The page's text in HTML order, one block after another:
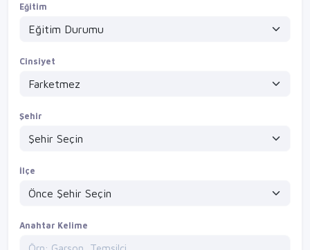
Eğitim
Cinsiyet
Şehir
İlçe
Anahtar Kelime